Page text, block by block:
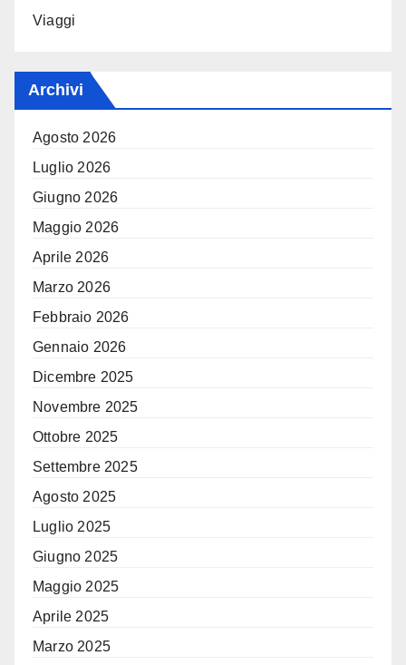
Viaggi
Archivi
Agosto 2026
Luglio 2026
Giugno 2026
Maggio 2026
Aprile 2026
Marzo 2026
Febbraio 2026
Gennaio 2026
Dicembre 2025
Novembre 2025
Ottobre 2025
Settembre 2025
Agosto 2025
Luglio 2025
Giugno 2025
Maggio 2025
Aprile 2025
Marzo 2025